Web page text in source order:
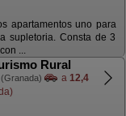
apartamentos uno para
supletoria. Consta de 3
...
Rural
(Granada) a 12,4